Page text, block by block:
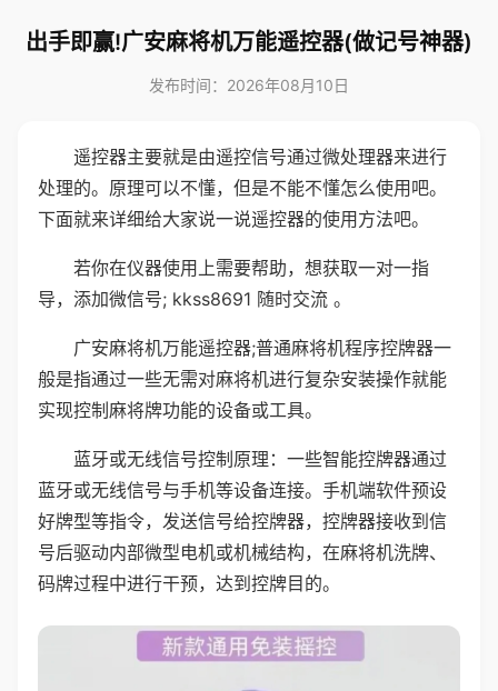
出手即赢!广安麻将机万能遥控器(做记号神器)
发布时间：2026年08月10日
遥控器主要就是由遥控信号通过微处理器来进行
处理的。原理可以不懂，但是不能不懂怎么使用吧。
下面就来详细给大家说一说遥控器的使用方法吧。
若你在仪器使用上需要帮助，想获取一对一指
导，添加微信号; kkss8691 随时交流 。
广安麻将机万能遥控器;普通麻将机程序控牌器一
般是指通过一些无需对麻将机进行复杂安装操作就能
实现控制麻将牌功能的设备或工具。
蓝牙或无线信号控制原理：一些智能控牌器通过
蓝牙或无线信号与手机等设备连接。手机端软件预设
好牌型等指令，发送信号给控牌器，控牌器接收到信
号后驱动内部微型电机或机械结构，在麻将机洗牌、
码牌过程中进行干预，达到控牌目的。